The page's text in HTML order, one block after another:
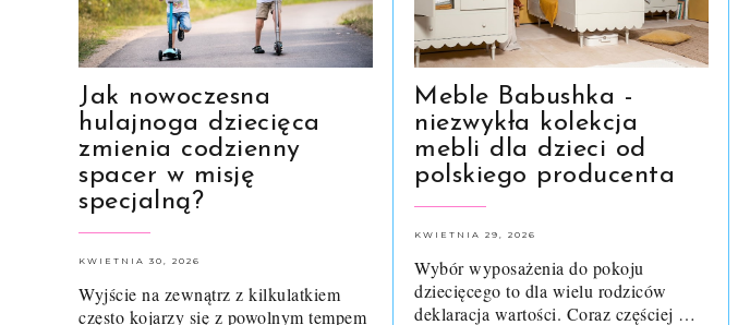
Jak nowoczesna
hulajnoga dziecięca
zmienia codzienny
spacer w misję
specjalną?
KWIETNIA 30, 2026
Wyjście na zewnątrz z kilkulatkiem
często kojarzy się z powolnym tempem
Meble Babushka -
niezwykła kolekcja
mebli dla dzieci od
polskiego producenta
KWIETNIA 29, 2026
Wybór wyposażenia do pokoju
dziecięcego to dla wielu rodziców
deklaracja wartości. Coraz częściej …